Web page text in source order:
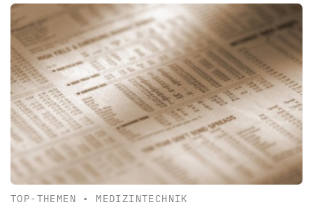
TOP-THEMEN • MEDIZINTECHNIK